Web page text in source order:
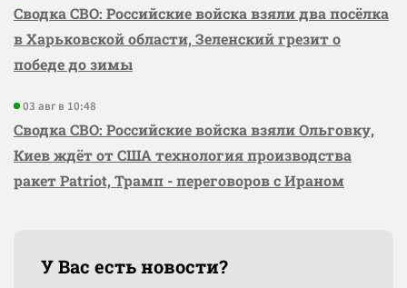
Сводка СВО: Российские войска взяли два посёлка
в Харьковской области, Зеленский грезит о
победе до зимы
03 авг в 10:48
Сводка СВО: Российские войска взяли Ольговку,
Киев ждёт от США технология производства
ракет Patriot, Трамп - переговоров с Ираном
У Вас есть новости?